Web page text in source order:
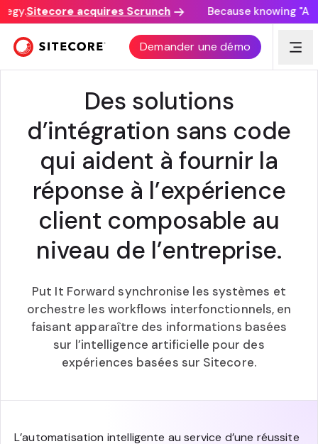
Sitecore acquires Scrunch Because knowing
Demander une démo
SITECORE + METTEZ-LE EN AVANT
Des solutions
d’intégration sans code
qui aident à fournir la
réponse à l’expérience
client composable au
niveau de l’entreprise.
Put It Forward synchronise les systèmes et
orchestre les workflows interfonctionnels, en
faisant apparaître des informations basées
sur l’intelligence artificielle pour des
expériences basées sur Sitecore.
L’automatisation intelligente au service d’une réussite